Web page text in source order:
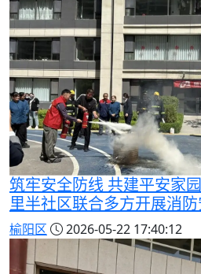
筑牢安全防线 共建平安家
里半社区联合多方开展消
榆阳区 2026-05-22 17:40:12